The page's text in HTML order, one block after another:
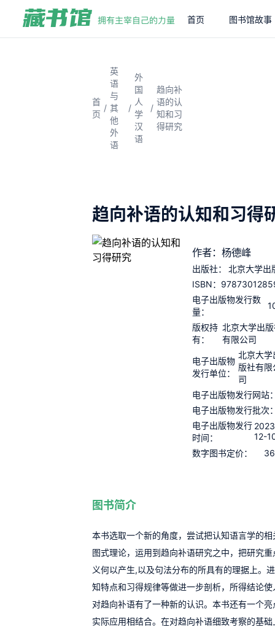
首页 图书馆故事
首
页
/
英
语
与
其
他
外
语
/
外
国
人
学
汉
语
/
趋向补
语的认
知和习
得研究
趋向补语的认知和习得
作者：杨德峰
出版社：
北京大学出
ISBN：
电子出版物发行数
量：
版权持
有：
北京大学出
有限公司
电子出版物
发行单位：
北京大学
版社有限
司
电子出版物发行网站
电子出版物发行批次
电子出版物发行
时间：
12-
数字图书定价：
图书简介
本书选取一个新的角度，尝试把认知语言学的
图式理论，运用到趋向补语研究之中，把研究
义何以产生,以及句法分布的所具有的理据上。
知特点和习得规律等做进一步剖析，所得结论
对趋向补语有了一种新的认识。本书还有一个
实际应用相结合。在对趋向补语细致考察的基